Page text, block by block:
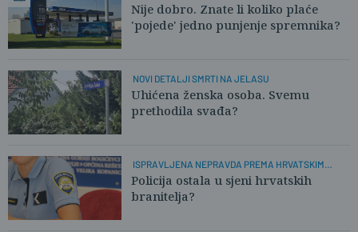
Nije dobro. Znate li koliko plaće
'pojede' jedno punjenje spremnika?
NOVI DETALJI SMRTI NA JELASU
Uhićena ženska osoba. Svemu
prethodila svađa?
ISPRAVLJENA NEPRAVDA PREMA HRVATSKIM
POLICAJCIMA
Policija ostala u sjeni hrvatskih
branitelja?